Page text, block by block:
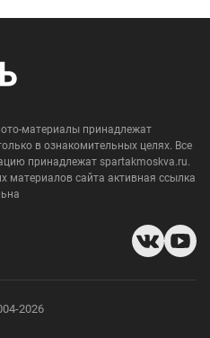
материалы принадлежат
в ознакомительных целях. Все
принадлежат spartakmoskva.ru.
материалов сайта активная ссылка
2026